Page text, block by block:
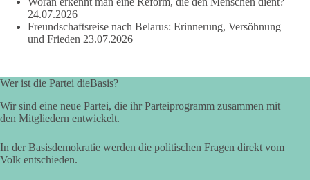
#dieBasis #sachsenanhalt
👉 Folgen:
24 6 2 Auf Facebook ansehen
2 Tage(n) zuvor
24.07.2026
Freundschaftsreise nach Belarus: Erinnerung, Versöhnung
und Frieden 23.07.2026
Wer ist die Partei dieBasis?
Wir sind eine neue Partei, die ihr Parteiprogramm zusammen mit
den Mitgliedern entwickelt.
In der Basisdemokratie werden die politischen Fragen direkt vom
Volk entschieden.